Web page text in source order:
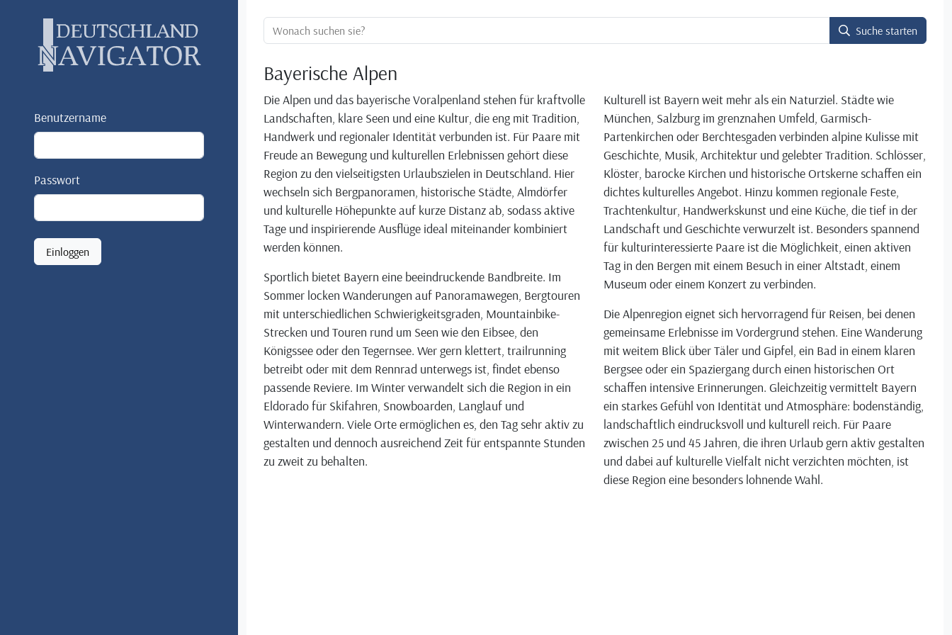
Benutzername
Passwort
Einloggen
Ortssuche: Suche starten
Bayerische Alpen
Die Alpen und das bayerische Voralpenland stehen für kraftvolle
Landschaften, klare Seen und eine Kultur, die eng mit Tradition,
Handwerk und regionaler Identität verbunden ist. Für Paare mit
Freude an Bewegung und kulturellen Erlebnissen gehört diese
Region zu den vielseitigsten Urlaubszielen in Deutschland. Hier
wechseln sich Bergpanoramen, historische Städte, Almdörfer
und kulturelle Höhepunkte auf kurze Distanz ab, sodass aktive
Tage und inspirierende Ausflüge ideal miteinander kombiniert
werden können.
Sportlich bietet Bayern eine beeindruckende Bandbreite. Im
Sommer locken Wanderungen auf Panoramawegen, Bergtouren
mit unterschiedlichen Schwierigkeitsgraden, Mountainbike-
Strecken und Touren rund um Seen wie den Eibsee, den
Königssee oder den Tegernsee. Wer gern klettert, trailrunning
betreibt oder mit dem Rennrad unterwegs ist, findet ebenso
passende Reviere. Im Winter verwandelt sich die Region in ein
Eldorado für Skifahren, Snowboarden, Langlauf und
Winterwandern. Viele Orte ermöglichen es, den Tag sehr aktiv zu
gestalten und dennoch ausreichend Zeit für entspannte Stunden
zu zweit zu behalten.
Kulturell ist Bayern weit mehr als ein Naturziel. Städte wie
München, Salzburg im grenznahen Umfeld, Garmisch-
Partenkirchen oder Berchtesgaden verbinden alpine Kulisse mit
Geschichte, Musik, Architektur und gelebter Tradition. Schlösser,
Klöster, barocke Kirchen und historische Ortskerne schaffen ein
dichtes kulturelles Angebot. Hinzu kommen regionale Feste,
Trachtenkultur, Handwerkskunst und eine Küche, die tief in der
Landschaft und Geschichte verwurzelt ist. Besonders spannend
für kulturinteressierte Paare ist die Möglichkeit, einen aktiven
Tag in den Bergen mit einem Besuch in einer Altstadt, einem
Museum oder einem Konzert zu verbinden.
Die Alpenregion eignet sich hervorragend für Reisen, bei denen
gemeinsame Erlebnisse im Vordergrund stehen. Eine Wanderung
mit weitem Blick über Täler und Gipfel, ein Bad in einem klaren
Bergsee oder ein Spaziergang durch einen historischen Ort
schaffen intensive Erinnerungen. Gleichzeitig vermittelt Bayern
ein starkes Gefühl von Identität und Atmosphäre: bodenständig,
landschaftlich eindrucksvoll und kulturell reich. Für Paare
zwischen 25 und 45 Jahren, die ihren Urlaub gern aktiv gestalten
und dabei auf kulturelle Vielfalt nicht verzichten möchten, ist
diese Region eine besonders lohnende Wahl.